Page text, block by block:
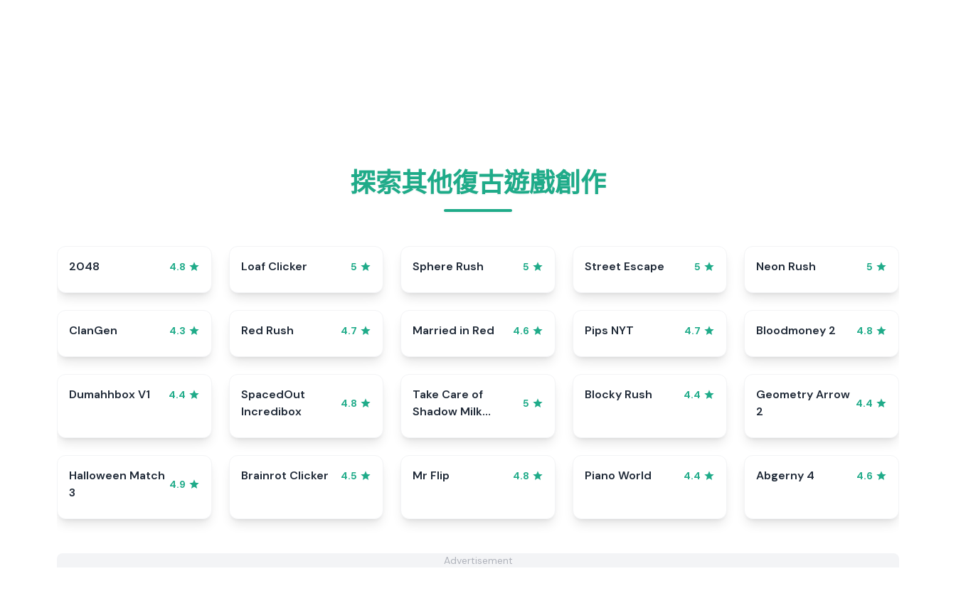
探索其他復古遊戲創作
2048 4.8 Loaf Clicker 5 Sphere Rush 5 Street Escape 5 Neon Rush 5
ClanGen 4.3 Red Rush 4.7 Married in Red 4.6 Pips NYT 4.7 Bloodmoney 2 4.8
Dumahhbox V1 4.4
SpacedOut
Incredibox
4.8
Take Care of
Shadow Milk
5
Blocky Rush 4.4
Geometry Arrow
2
4.4
Halloween Match
3
4.9
Brainrot Clicker 4.5 Mr Flip 4.8 Piano World 4.4 Abgerny 4 4.6
Advertisement